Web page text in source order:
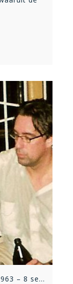
Joost Zwagerman (18 november 1963 – 8 september 2015)